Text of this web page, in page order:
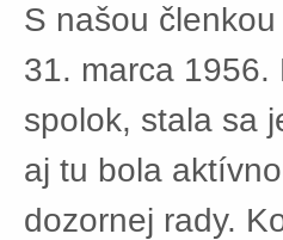
S našou členkou
31. marca
spolok, stala sa
aj tu bola
dozornej rady.